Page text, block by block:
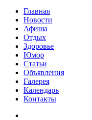
Главная
Новости
Афиша
Отдых
Здоровье
Юмор
Статьи
Объявления
Галерея
Календарь
Контакты